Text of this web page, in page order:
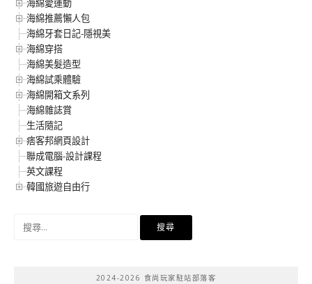
海綿推薦懶人包
海綿牙套日記-隱視美
海綿穿搭
海綿美髮造型
海綿試乘體驗
海綿開箱文系列
海綿雜誌賞
生活隨記
痞客邦網頁設計
聯成電腦-設計課程
英文課程
韓國旅遊自由行
2024-2026 食尚玩家駐站部落客